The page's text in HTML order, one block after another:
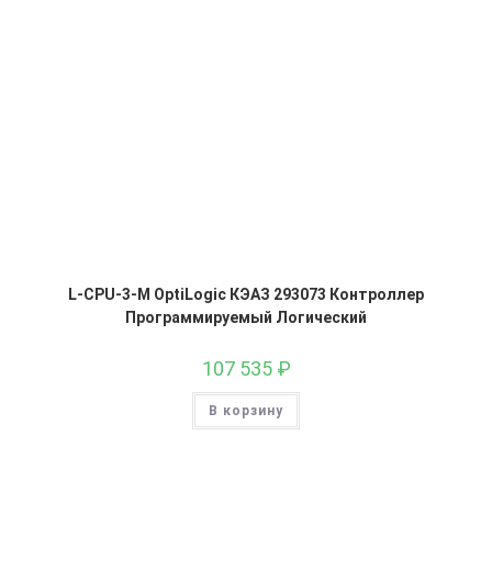
L-CPU-3-M OptiLogic КЭАЗ 293073 Контроллер
Программируемый Логический
107 535 ₽
В корзину